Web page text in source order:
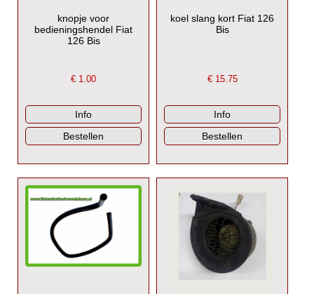
knopje voor
bedieningshendel Fiat
126 Bis
€ 1.00
koel slang kort Fiat 126
Bis
€ 15.75